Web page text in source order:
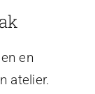
en
atelier.